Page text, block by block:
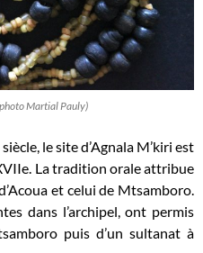
Martial Pauly)
le site d’Agnala M’kiri est
La tradition orale attribue
et celui de Mtsamboro.
dans l’archipel, ont permis
puis d’un sultanat à